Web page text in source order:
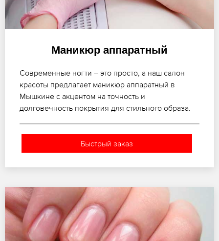
Маникюр аппаратный
Современные ногти – это просто, а наш салон
красоты предлагает маникюр аппаратный в
Мышкине с акцентом на точность и
долговечность покрытия для стильного образа.
Быстрый заказ